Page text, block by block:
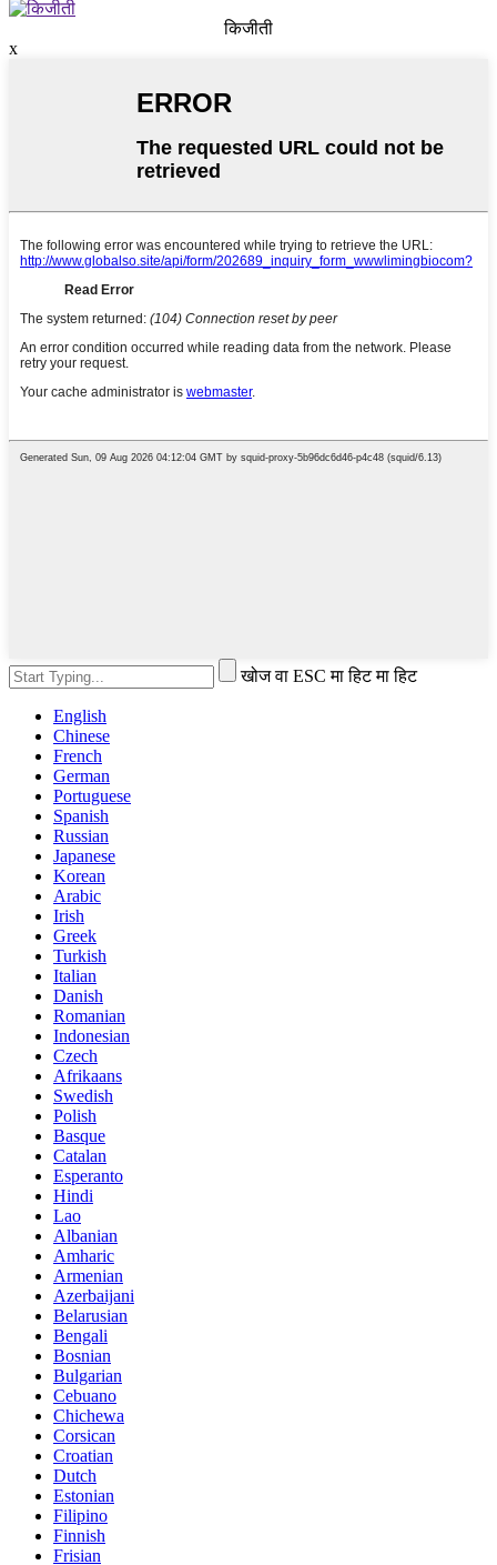
किजीती
x
खोज वा ESC मा हिट मा हिट
English
Chinese
French
German
Portuguese
Spanish
Russian
Japanese
Korean
Arabic
Irish
Greek
Turkish
Italian
Danish
Romanian
Indonesian
Czech
Afrikaans
Swedish
Polish
Basque
Catalan
Esperanto
Hindi
Lao
Albanian
Amharic
Armenian
Azerbaijani
Belarusian
Bengali
Bosnian
Bulgarian
Cebuano
Chichewa
Corsican
Croatian
Dutch
Estonian
Filipino
Finnish
Frisian